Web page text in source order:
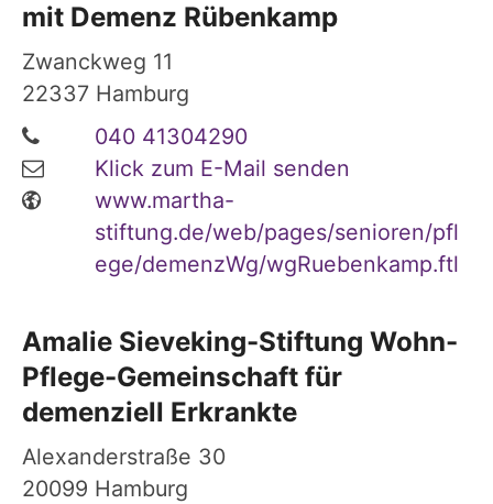
mit Demenz Rübenkamp
Zwanckweg 11
22337 Hamburg
040 41304290
Klick zum E-Mail senden
www.martha-
stiftung.de/web/pages/senioren/pfl
ege/demenzWg/wgRuebenkamp.ftl
Amalie Sieveking-Stiftung Wohn-
Pflege-Gemeinschaft für
demenziell Erkrankte
Alexanderstraße 30
20099 Hamburg